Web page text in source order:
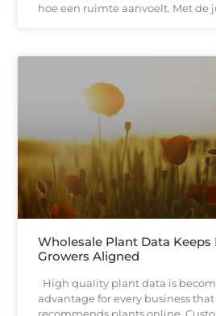
hoe een ruimte aanvoelt. Met de
Wholesale Plant Data Keeps
Growers Aligned
High quality plant data is
advantage for every business that
recommends plants online.